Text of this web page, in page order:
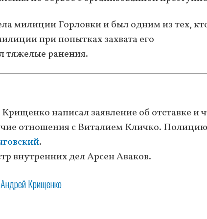
милиции Горловки и был одним из тех,
при попытках захвата его
тяжелые ранения.
написал заявление об отставке и
отношения с Виталием Кличко. Полицию
.
внутренних дел Арсен Аваков.
Андрей Крищенко